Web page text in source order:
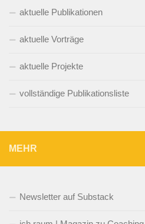
aktuelle Publikationen
aktuelle Vorträge
aktuelle Projekte
vollständige Publikationsliste
MEHR
Newsletter auf Substack